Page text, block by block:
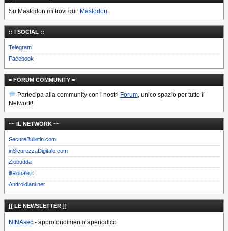
Su Mastodon mi trovi qui: Mastodon
:: I SOCIAL ::
Telegram
Facebook
= FORUM COMMUNITY =
Partecipa alla community con i nostri Forum, unico spazio per tutto il
Network!
~~ IL NETWORK ~~
SecureBulletin.com
inSicurezzaDigitale.com
Ziobudda
ilGlobale.it
Androidiani.net
[[ LE NEWSLETTER ]]
NINAsec - approfondimento aperiodico